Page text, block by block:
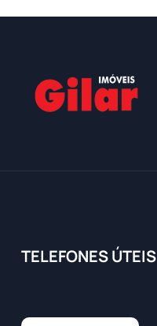
TELEFONES ÚTEIS